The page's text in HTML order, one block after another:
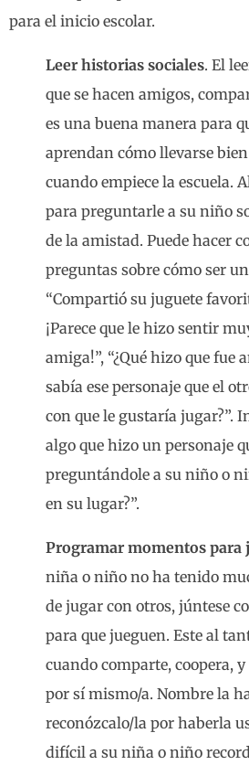
para el inicio escolar.
Leer historias sociales. El
que se hacen amigos,
es una buena manera para
aprendan cómo llevarse
cuando empiece la escuela.
para preguntarle a su niño
de la amistad. Puede hacer
preguntas sobre cómo ser
“Compartió su juguete
¡Parece que le hizo sentir
amiga!”, “¿Qué hizo que fue
sabía ese personaje que el
con que le gustaría jugar?”.
algo que hizo un personaje
preguntándole a su niño o
en su lugar?”.
Programar momentos para
niña o niño no ha tenido
de jugar con otros, júntese
para que jueguen. Este al
cuando comparte, coopera,
por sí mismo/a. Nombre la
reconózcalo/la por haberla
difícil a su niña o niño